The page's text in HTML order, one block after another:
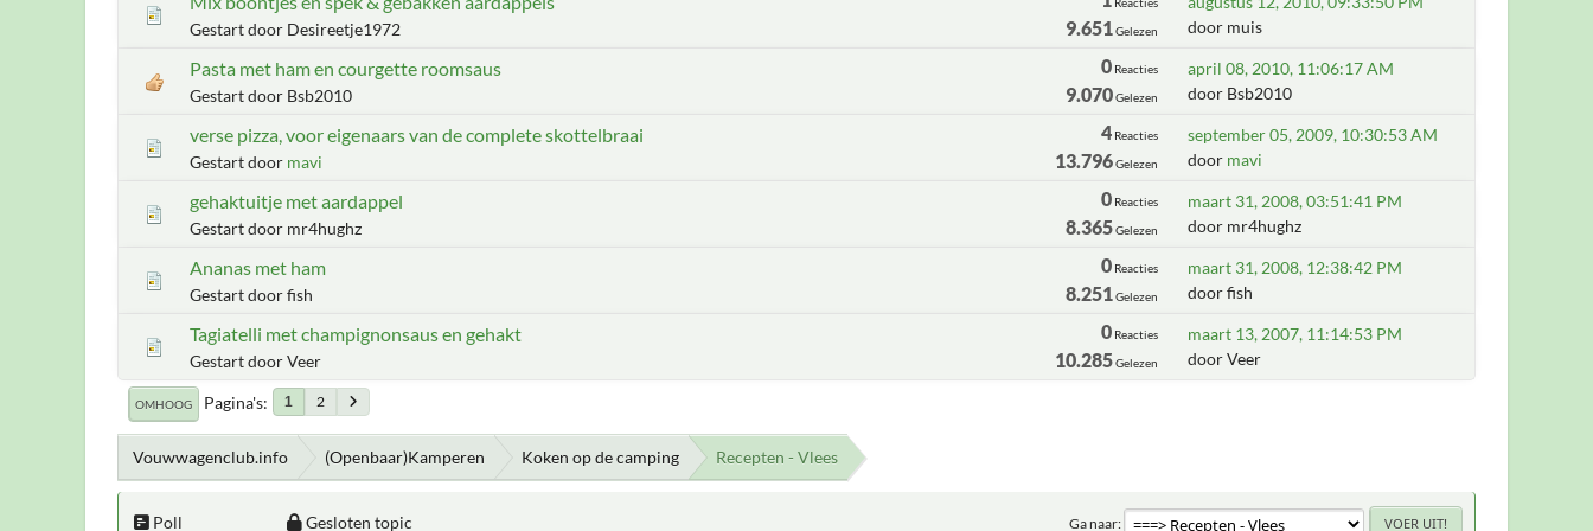
Gestart door Desireetje1972 9.651Gelezen
door muis
Pasta met ham en courgette roomsaus
Gestart door Bsb2010
0 Reacties
9.070Gelezen
april 08, 2010, 11:06:17 AM
door Bsb2010
verse pizza, voor eigenaars van de complete skottelbraai
Gestart door mavi
4 Reacties
13.796Gelezen
september 05, 2009, 10:30:53 AM
door mavi
gehaktuitje met aardappel
Gestart door mr4hughz
0 Reacties
8.365Gelezen
maart 31, 2008, 03:51:41 PM
door mr4hughz
Ananas met ham
Gestart door fish
0 Reacties
8.251Gelezen
maart 31, 2008, 12:38:42 PM
door fish
Tagiatelli met champignonsaus en gehakt
Gestart door Veer
0 Reacties
10.285Gelezen
maart 13, 2007, 11:14:53 PM
door Veer
OMHOOG Pagina's 1 2
Vouwwagenclub.info (Openbaar)Kamperen Koken op de camping Recepten - Vlees
Ga naar
Poll Gesloten topic